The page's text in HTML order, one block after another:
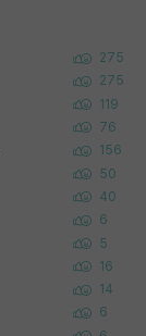
275
275
119
76
156
50
40
6
5
16
14
6